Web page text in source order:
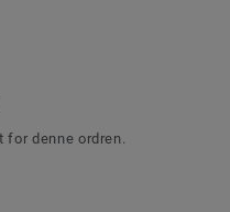
for denne ordren.